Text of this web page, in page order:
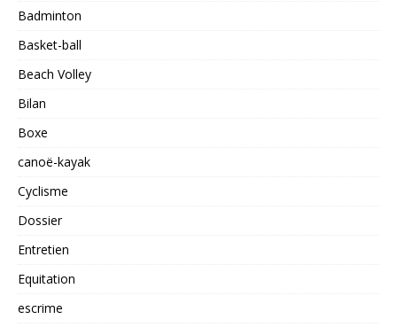
Badminton
Basket-ball
Beach Volley
Bilan
Boxe
canoë-kayak
Cyclisme
Dossier
Entretien
Equitation
escrime